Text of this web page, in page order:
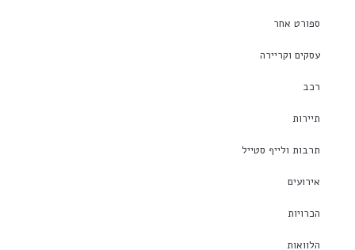
ספורט אחר
עסקים וקריירה
רכב
תיירות
תרבות ולייף סטייל
אירועים
הכרויות
הלוואות